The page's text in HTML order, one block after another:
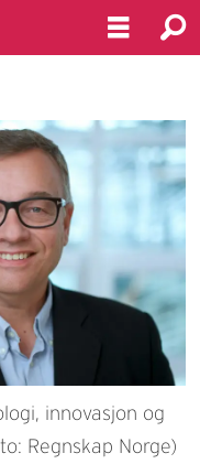
innovasjon og
Regnskap Norge)